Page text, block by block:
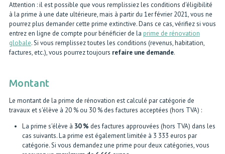
Attention : il est possible que vous remplissiez les conditions d'éligibilité
à la prime à une date ultérieure, mais à partir du 1er février 2021, vous ne
pourrez plus demander cette prime extinctive. Dans ce cas, vérifiez si vous
entrez en ligne de compte pour bénéficier de la prime de rénovation
globale. Si vous remplissez toutes les conditions (revenus, habitation,
factures, etc.), vous pourrez toujours refaire une demande.
Montant
Le montant de la prime de rénovation est calculé par catégorie de
travaux et s'élève à 20 % ou 30 % des factures acceptées (hors TVA) :
La prime s'élève à 30 % des factures approuvées (hors TVA) dans les
cas suivants. La prime est également limitée à 3 333 euros par
catégorie. Si vous demandez une prime pour deux catégories, vous